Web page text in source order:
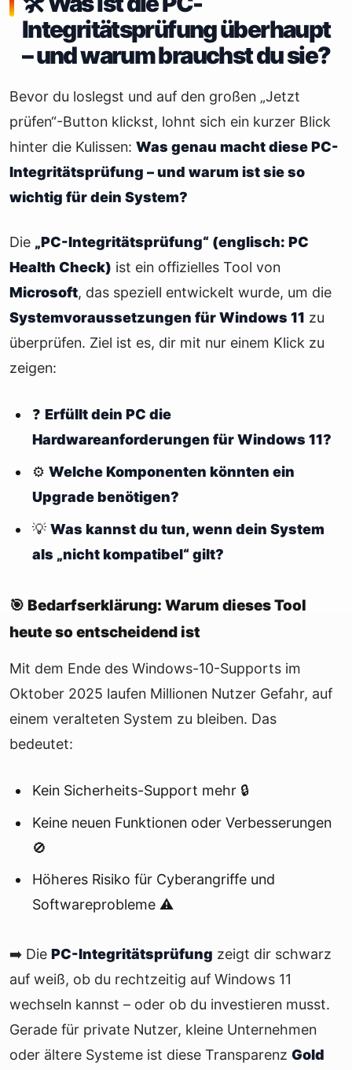
Integritätsprüfung überhaupt
– und warum brauchst du sie?
Bevor du loslegst und auf den großen „Jetzt
prüfen“-Button klickst, lohnt sich ein kurzer Blick
hinter die Kulissen: Was genau macht diese PC-
Integritätsprüfung – und warum ist sie so
wichtig für dein System?
Die „PC-Integritätsprüfung“ (englisch: PC
Health Check) ist ein offizielles Tool von
Microsoft, das speziell entwickelt wurde, um die
Systemvoraussetzungen für Windows 11 zu
überprüfen. Ziel ist es, dir mit nur einem Klick zu
zeigen:
❓ Erfüllt dein PC die
Hardwareanforderungen für Windows 11?
⚙️ Welche Komponenten könnten ein
Upgrade benötigen?
💡 Was kannst du tun, wenn dein System
als „nicht kompatibel“ gilt?
🎯 Bedarfserklärung: Warum dieses Tool
heute so entscheidend ist
Mit dem Ende des Windows-10-Supports im
Oktober 2025 laufen Millionen Nutzer Gefahr, auf
einem veralteten System zu bleiben. Das
bedeutet:
Kein Sicherheits-Support mehr 🔒
Keine neuen Funktionen oder Verbesserungen
🚫
Höheres Risiko für Cyberangriffe und
Softwareprobleme ⚠️
➡️ Die PC-Integritätsprüfung zeigt dir schwarz
auf weiß, ob du rechtzeitig auf Windows 11
wechseln kannst – oder ob du investieren musst.
Gerade für private Nutzer, kleine Unternehmen
oder ältere Systeme ist diese Transparenz Gold